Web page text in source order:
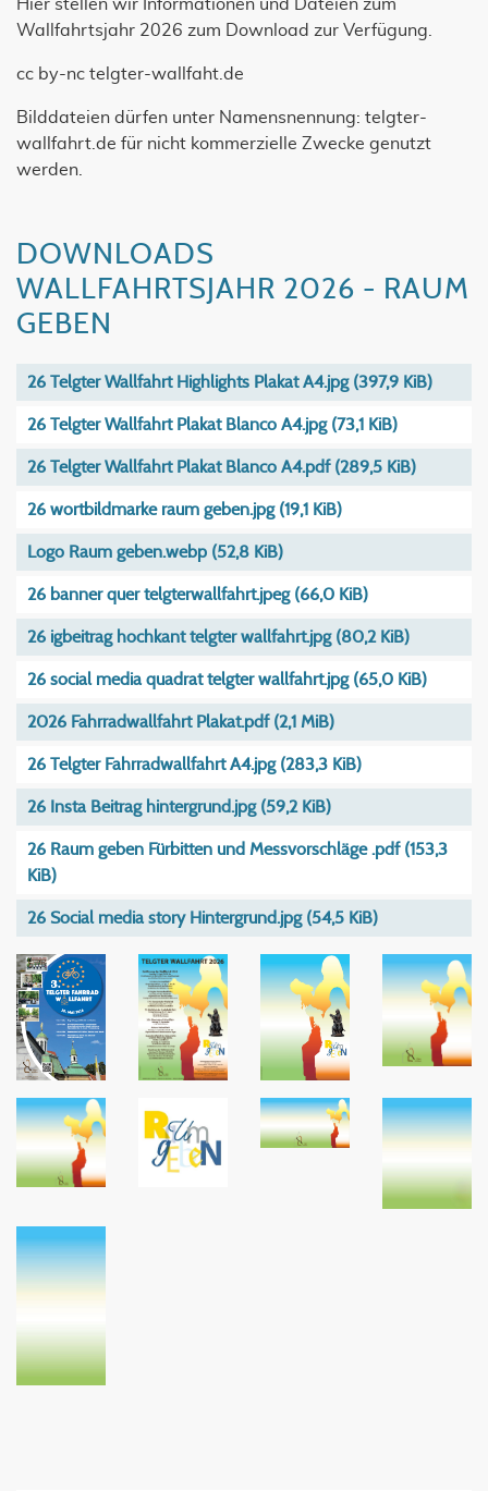
Hier stellen wir Informationen und Dateien zum
Wallfahrtsjahr 2026 zum Download zur Verfügung.
cc by-nc telgter-wallfaht.de
Bilddateien dürfen unter Namensnennung: telgter-
wallfahrt.de für nicht kommerzielle Zwecke genutzt
werden.
DOWNLOADS
WALLFAHRTSJAHR 2026 - RAUM
GEBEN
26 Telgter Wallfahrt Highlights Plakat A4.jpg (397,9 KiB)
26 Telgter Wallfahrt Plakat Blanco A4.jpg (73,1 KiB)
26 Telgter Wallfahrt Plakat Blanco A4.pdf (289,5 KiB)
26 wortbildmarke raum geben.jpg (19,1 KiB)
Logo Raum geben.webp (52,8 KiB)
26 banner quer telgterwallfahrt.jpeg (66,0 KiB)
26 igbeitrag hochkant telgter wallfahrt.jpg (80,2 KiB)
26 social media quadrat telgter wallfahrt.jpg (65,0 KiB)
2026 Fahrradwallfahrt Plakat.pdf (2,1 MiB)
26 Telgter Fahrradwallfahrt A4.jpg (283,3 KiB)
26 Insta Beitrag hintergrund.jpg (59,2 KiB)
26 Raum geben Fürbitten und Messvorschläge .pdf (153,3
KiB)
26 Social media story Hintergrund.jpg (54,5 KiB)